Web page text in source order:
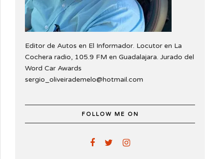
Editor de Autos en El Informador. Locutor en La
Cochera radio, 105.9 FM en Guadalajara. Jurado del
Word Car Awards
sergio_oliveirademelo@hotmail.com
FOLLOW ME ON